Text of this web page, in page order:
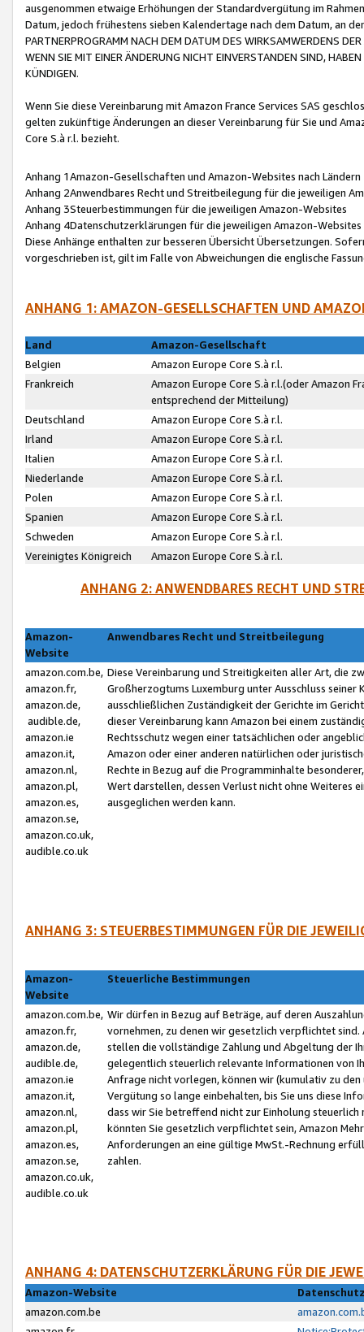
ausgenommen etwaige Erhöhungen der Standardvergütung im
Datum, jedoch frühestens sieben Kalendertage nach dem Datum, an
PARTNERPROGRAMM NACH DEM DATUM DES WIRKSAMWERDENS
WENN SIE MIT EINER ÄNDERUNG NICHT EINVERSTANDEN SIND,
KÜNDIGEN.
Wenn Sie diese Vereinbarung mit Amazon France Services SAS
gelten zukünftige Änderungen an dieser Vereinbarung für Sie und
Core S.à r.l. bezieht.
Anhang 1Amazon-Gesellschaften und Amazon-Websites nach Ländern
Anhang 2Anwendbares Recht und Streitbeilegung für die jeweiligen
Anhang 3Steuerbestimmungen für die jeweiligen Amazon-Websites
Anhang 4Datenschutzerklärungen für die jeweiligen Amazon-Websites
Diese Anhänge enthalten zur besseren Übersicht Übersetzungen.
vorgeschrieben ist, gilt im Falle von Abweichungen die englische
ANHANG 1: AMAZON-GESELLSCHAFTEN UND
Land
Amazon-Gesellschaft
Belgien
Amazon Europe Core S.à r.l.
Frankreich
Amazon Europe Core S.à r.l.(oder Amazon
entsprechend der Mitteilung)
Deutschland
Amazon Europe Core S.à r.l.
Irland
Amazon Europe Core S.à r.l.
Italien
Amazon Europe Core S.à r.l.
Niederlande
Amazon Europe Core S.à r.l.
Polen
Amazon Europe Core S.à r.l.
Spanien
Amazon Europe Core S.à r.l.
Schweden
Amazon Europe Core S.à r.l.
Vereinigtes Königreich
Amazon Europe Core S.à r.l.
ANHANG 2: ANWENDBARES RECHT UND
Amazon-
Website
Anwendbares Recht und Streitbeilegung
amazon.com.be,
amazon.fr,
amazon.de,
audible.de,
amazon.ie
amazon.it,
amazon.nl,
amazon.pl,
amazon.es,
amazon.se,
amazon.co.uk,
audible.co.uk
Diese Vereinbarung und Streitigkeiten aller Art, die
Großherzogtums Luxemburg unter Ausschluss
ausschließlichen Zuständigkeit der Gerichte im
dieser Vereinbarung kann Amazon bei einem
Rechtsschutz wegen einer tatsächlichen oder
Amazon oder einer anderen natürlichen oder
Rechte in Bezug auf die Programminhalte
Wert darstellen, dessen Verlust nicht ohne Weiteres
ausgeglichen werden kann.
ANHANG 3: STEUERBESTIMMUNGEN FÜR DIE
Amazon-
Website
Steuerliche Bestimmungen
amazon.com.be,
amazon.fr,
amazon.de,
audible.de,
amazon.ie
amazon.it,
amazon.nl,
amazon.pl,
amazon.es,
amazon.se,
amazon.co.uk,
audible.co.uk
Wir dürfen in Bezug auf Beträge, auf deren
vornehmen, zu denen wir gesetzlich verpflichtet
stellen die vollständige Zahlung und Abgeltung der
gelegentlich steuerlich relevante Informationen von
Anfrage nicht vorlegen, können wir (kumulativ zu
Vergütung so lange einbehalten, bis Sie uns diese
dass wir Sie betreffend nicht zur Einholung
könnten Sie gesetzlich verpflichtet sein, Amazon
Anforderungen an eine gültige MwSt.-Rechnung
zahlen.
ANHANG 4: DATENSCHUTZERKLÄRUNG FÜR DIE
Amazon-Website
amazon.com.be